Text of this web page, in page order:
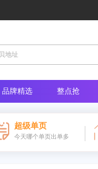
品牌精选 整点抢
超级单页
今天哪个单页出单多